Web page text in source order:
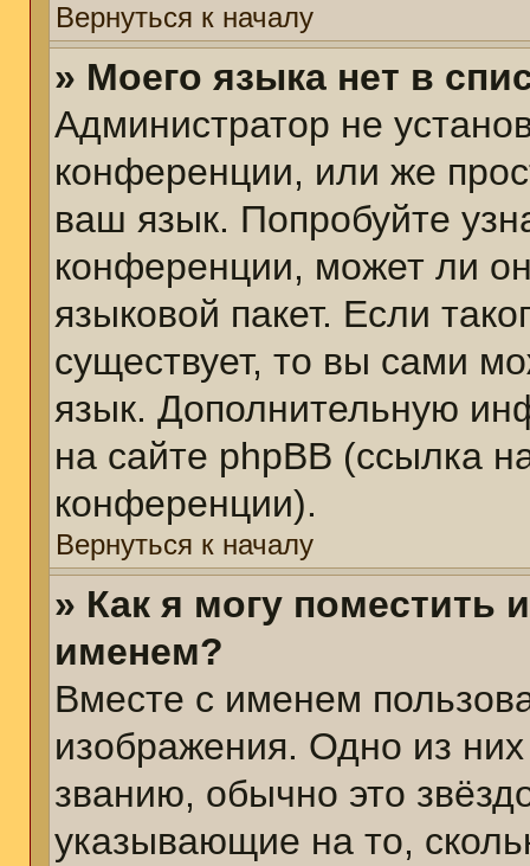
Вернуться к началу
» Моего языка нет в
Администратор не
конференции, или же
ваш язык. Попробуйте
конференции, может ли
языковой пакет. Если
существует, то вы сами
язык. Дополнительную
на сайте phpBB (ссылка
конференции).
Вернуться к началу
» Как я могу поместить
именем?
Вместе с именем
изображения. Одно из
званию, обычно это
указывающие на то,